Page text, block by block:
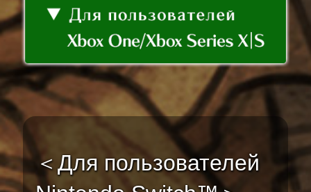
＜Для пользователей